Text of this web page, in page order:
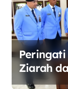
p
o
s
Peringati
Ziarah
Kalibata